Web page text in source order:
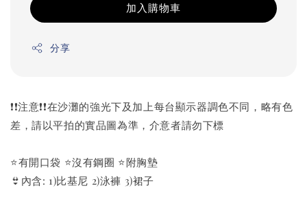
加入購物車
分享
❗️❗️注意❗️❗️在沙灘的強光下及加上每台顯示器調色不同，略有色
差，請以平拍的實品圖為準，介意者請勿下標
⭐️有開口袋 ⭐️沒有鋼圈 ⭐️附胸墊
👙內含: 1)比基尼 2)泳褲 3)裙子